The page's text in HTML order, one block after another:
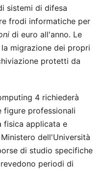
sistemi di difesa
frodi informatiche per
di euro all'anno. Le
migrazione dei propri
protetti da
4 richiederà
figure professionali
fisica applicata e
dell'Università
di studio specifiche
periodi di